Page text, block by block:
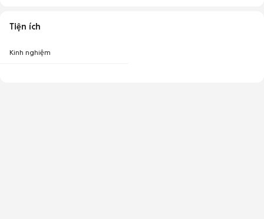
Tiện ích
Kinh nghiệm